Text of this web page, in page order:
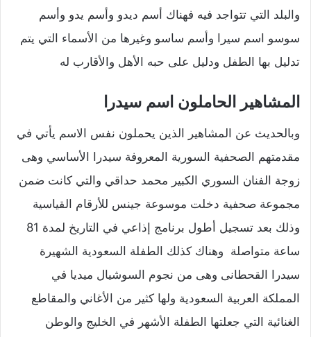
والبلد التي تتواجد فيه فهناك أسم ديدو وأسم يدو وأسم
سوسو اسم سيرا وأسم ساسو وغيرها من الأسماء التي يتم
تدليل بها الطفل ودليل على حبه الأهل والأقارب له
المشاهير الحاملون اسم سيدرا
وبالحديث عن المشاهير الذين يحملون نفس الاسم يأتي في
مقدمتهم الصحفية السورية المعروفة سيدرا الأساسي وهى
زوجة الفنان السوري الكبير محمد حداقي والتي كانت ضمن
مجموعة صحفية دخلت موسوعة جينس للأرقام القياسية
وذلك بعد تسجيل أطول برنامج إذاعي في التاريخ لمدة 81
ساعة متواصلة وهناك كذلك الطفلة السعودية الشهيرة
سيدرا القحطانى وهى من نجوم السوشيال ميديا في
المملكة العربية السعودية ولها كثير من الأغاني والمقاطع
الغنائية التي جعلتها الطفلة الأشهر في الخليج والوطن